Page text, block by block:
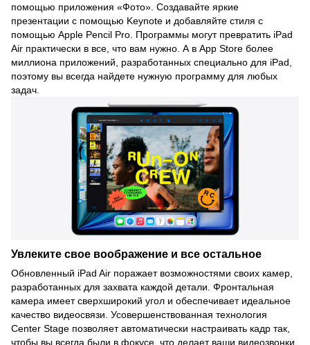
помощью приложения «Фото». Создавайте яркие
презентации с помощью Keynote и добавляйте стиля с
помощью Apple Pencil Pro. Программы могут превратить iPad
Air практически в все, что вам нужно. А в App Store более
миллиона приложений, разработанных специально для iPad,
поэтому вы всегда найдете нужную программу для любых
задач.
Увлеките свое воображение и все остальное
Обновленный iPad Air поражает возможностями своих камер,
разработанных для захвата каждой детали. Фронтальная
камера имеет сверхширокий угол и обеспечивает идеальное
качество видеосвязи. Усовершенствованная технология
Center Stage позволяет автоматически настраивать кадр так,
чтобы вы всегда были в фокусе, что делает ваши видеозвонки